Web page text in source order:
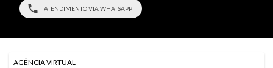
ATENDIMENTO VIA WHATSAPP
AGÊNCIA VIRTUAL